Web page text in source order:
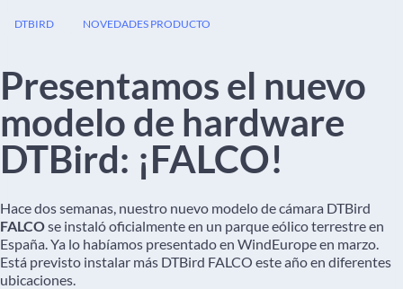
DTBIRD NOVEDADES PRODUCTO
Presentamos el nuevo
modelo de hardware
DTBird: ¡FALCO!
Hace dos semanas, nuestro nuevo modelo de cámara DTBird
FALCOse instaló oficialmente en un parque eólico terrestre en
España. Ya lo habíamos presentado en WindEurope en marzo.
Está previsto instalar más DTBird FALCO este año en diferentes
ubicaciones.